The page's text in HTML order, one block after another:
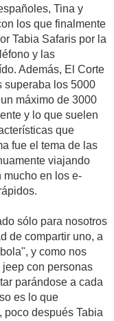
Tina y
los que finalmente
Tabia Safaris por la
y las
Además, El Corte
superaba los 5000
máximo de 3000
y lo que suelen
que
fue el tema de las
viajando
mucho en los e-
sólo para nosotros
de compartir uno, a
y como nos
con personas
parándose a cada
es lo que
poco después Tabia